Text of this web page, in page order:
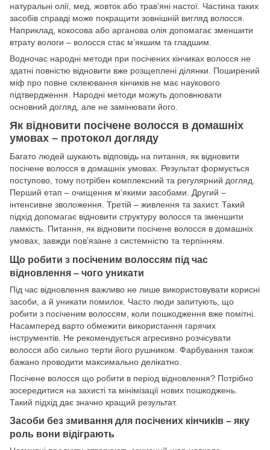
натуральні олії, мед, жовток або трав’яні настої. Частина таких
засобів справді може покращити зовнішній вигляд волосся.
Наприклад, кокосова або арганова олія допомагає зменшити
втрату вологи – волосся стає м’якшим та гладшим.
Водночас народні методи при посічених кінчиках волосся не
здатні повністю відновити вже розщеплені ділянки. Поширений
міф про повне склеювання кінчиків не має наукового
підтвердження. Народні методи можуть доповнювати
основний догляд, але не замінювати його.
Як відновити посічене волосся в домашніх
умовах – протокол догляду
Багато людей шукають відповідь на питання, як відновити
посічене волосся в домашніх умовах. Результат формується
поступово, тому потрібен комплексний та регулярний догляд.
Перший етап – очищення м’якими засобами. Другий –
інтенсивне зволоження. Третій – живлення та захист. Такий
підхід допомагає відновити структуру волосся та зменшити
ламкість. Питання, як відновити посічене волосся в домашніх
умовах, завжди пов’язане з системністю та терпінням.
Що робити з посіченим волоссям під час
відновлення – чого уникати
Під час відновлення важливо не лише використовувати корисні
засоби, а й уникати помилок. Часто люди запитують, що
робити з посіченим волоссям, коли пошкодження вже помітні.
Насамперед варто обмежити використання гарячих
інструментів. Не рекомендується агресивно розчісувати
волосся або сильно терти його рушником. Фарбування також
бажано проводити максимально делікатно.
Посічене волосся що робити в період відновлення? Потрібно
зосередитися на захисті та мінімізації нових пошкоджень.
Такий підхід дає значно кращий результат.
Засоби без змивання для посічених кінчиків – яку
роль вони відіграють